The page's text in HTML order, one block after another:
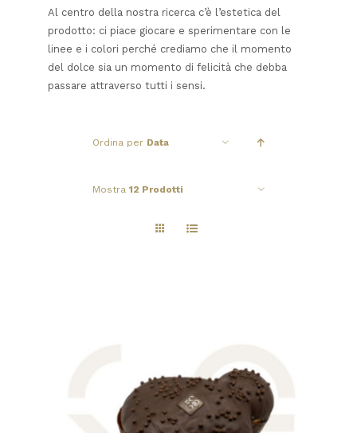
Al centro della nostra ricerca c’è l’estetica del
prodotto: ci piace giocare e sperimentare con le
linee e i colori perché crediamo che il momento
del dolce sia un momento di felicità che debba
passare attraverso tutti i sensi.
Ordina per Data
Mostra 12 Prodotti